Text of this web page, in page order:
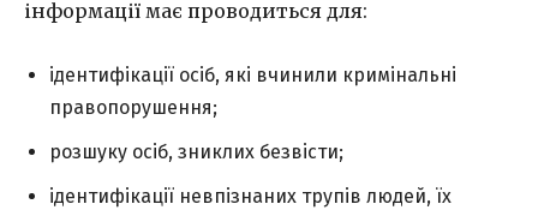
інформації має проводиться для:
ідентифікації осіб, які вчинили кримінальні
правопорушення;
розшуку осіб, зниклих безвісти;
ідентифікації невпізнаних трупів людей, їх